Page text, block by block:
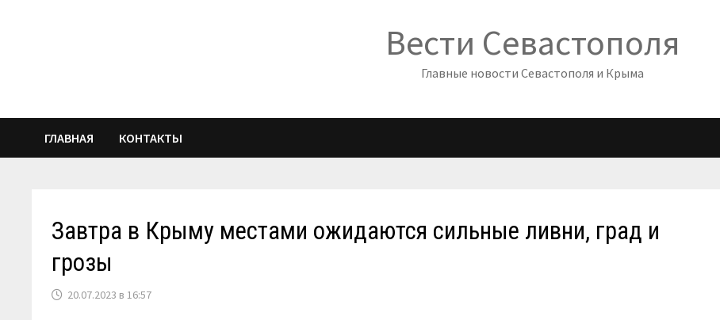
Вести Севастополя
Главные новости Севастополя и Крыма
ГЛАВНАЯ КОНТАКТЫ
Завтра в Крыму местами ожидаются сильные ливни, град и
грозы
20.07.2023 в 16:57